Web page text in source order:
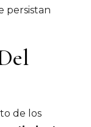
persistan
de los